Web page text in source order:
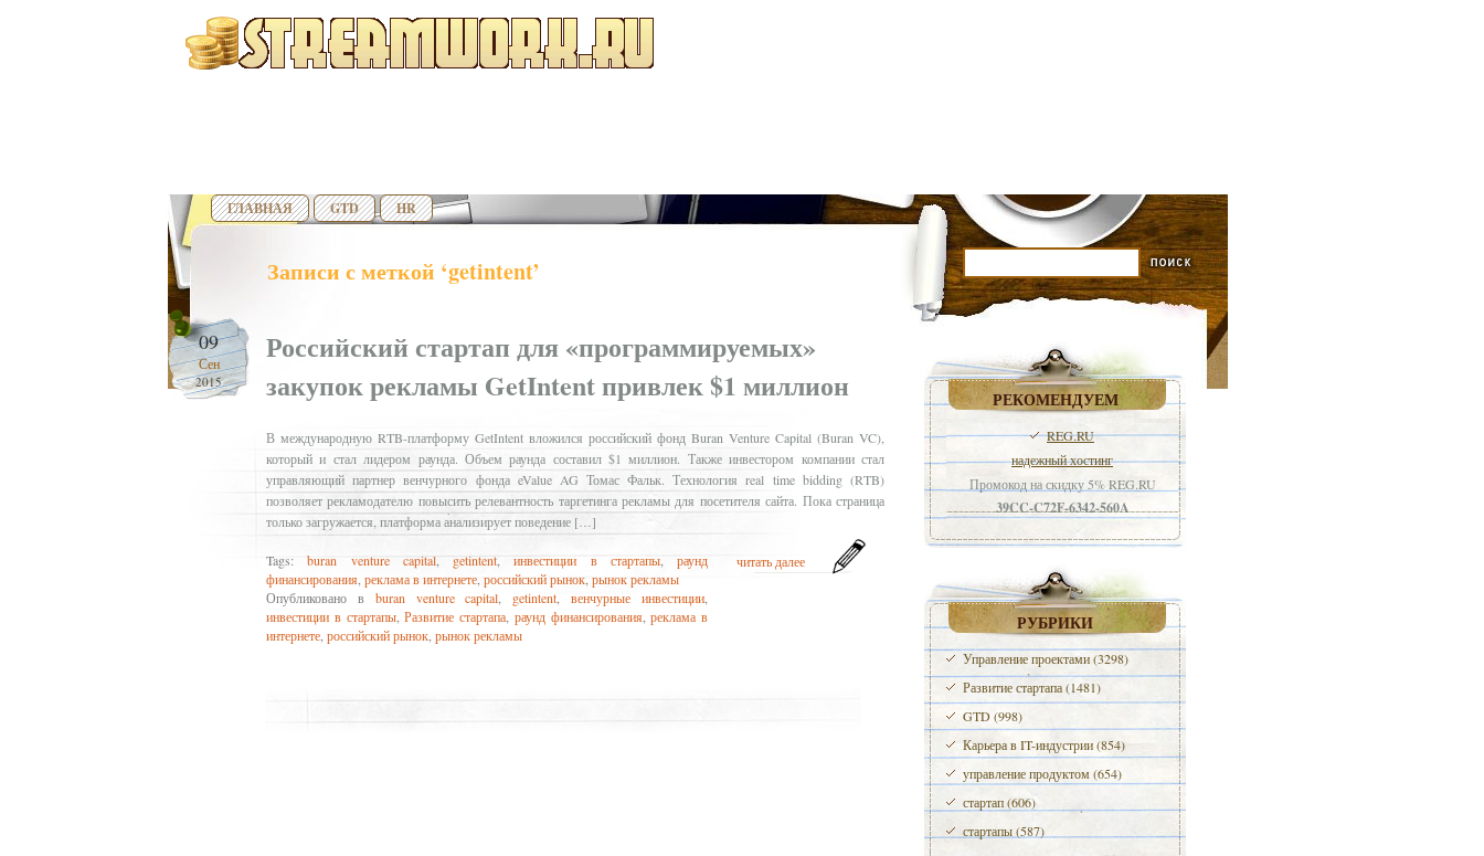
ГЛАВНАЯ GTD HR
Записи с меткой ‘getintent’
09
Сен
2015
Российский стартап для «программируемых»
закупок рекламы GetIntent привлек $1 миллион
В международную RTB-платформу GetIntent вложился российский фонд Buran Venture Capital (Buran VC),
который и стал лидером раунда. Объем раунда составил $1 миллион. Также инвестором компании стал
управляющий партнер венчурного фонда eValue AG Томас Фальк. Технология real time bidding (RTB)
позволяет рекламодателю повысить релевантность таргетинга рекламы для посетителя сайта. Пока страница
только загружается, платформа анализирует поведение […]
Tags:buran venture capital, getintent ,инвестиции в стартапы, раунд
финансирования реклама в интернете российский рынок рынок рекламы
Опубликовано в buran venture capital getintent ,венчурные инвестиции
инвестиции в стартапы,Развитие стартапа раунд финансирования,реклама в
интернете российский рынок рынок рекламы
читать далее
РЕКОМЕНДУЕМ
REG.RU
надежный хостинг
Промокод на скидку 5% REG.RU
39CC-C72F-6342-560A
РУБРИКИ
Управление проектами (3298)
Развитие стартапа (1481)
GTD (998)
Карьера в IT-индустрии (854)
управление продуктом (654)
стартап (606)
стартапы (587)